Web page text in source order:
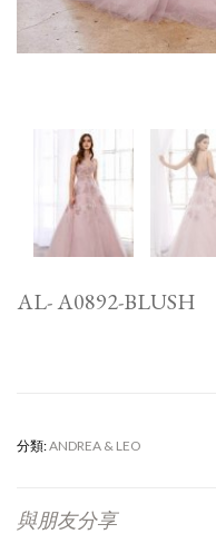
AL- A0892-BLUSH
分類:ANDREA & LEO
與朋友分享